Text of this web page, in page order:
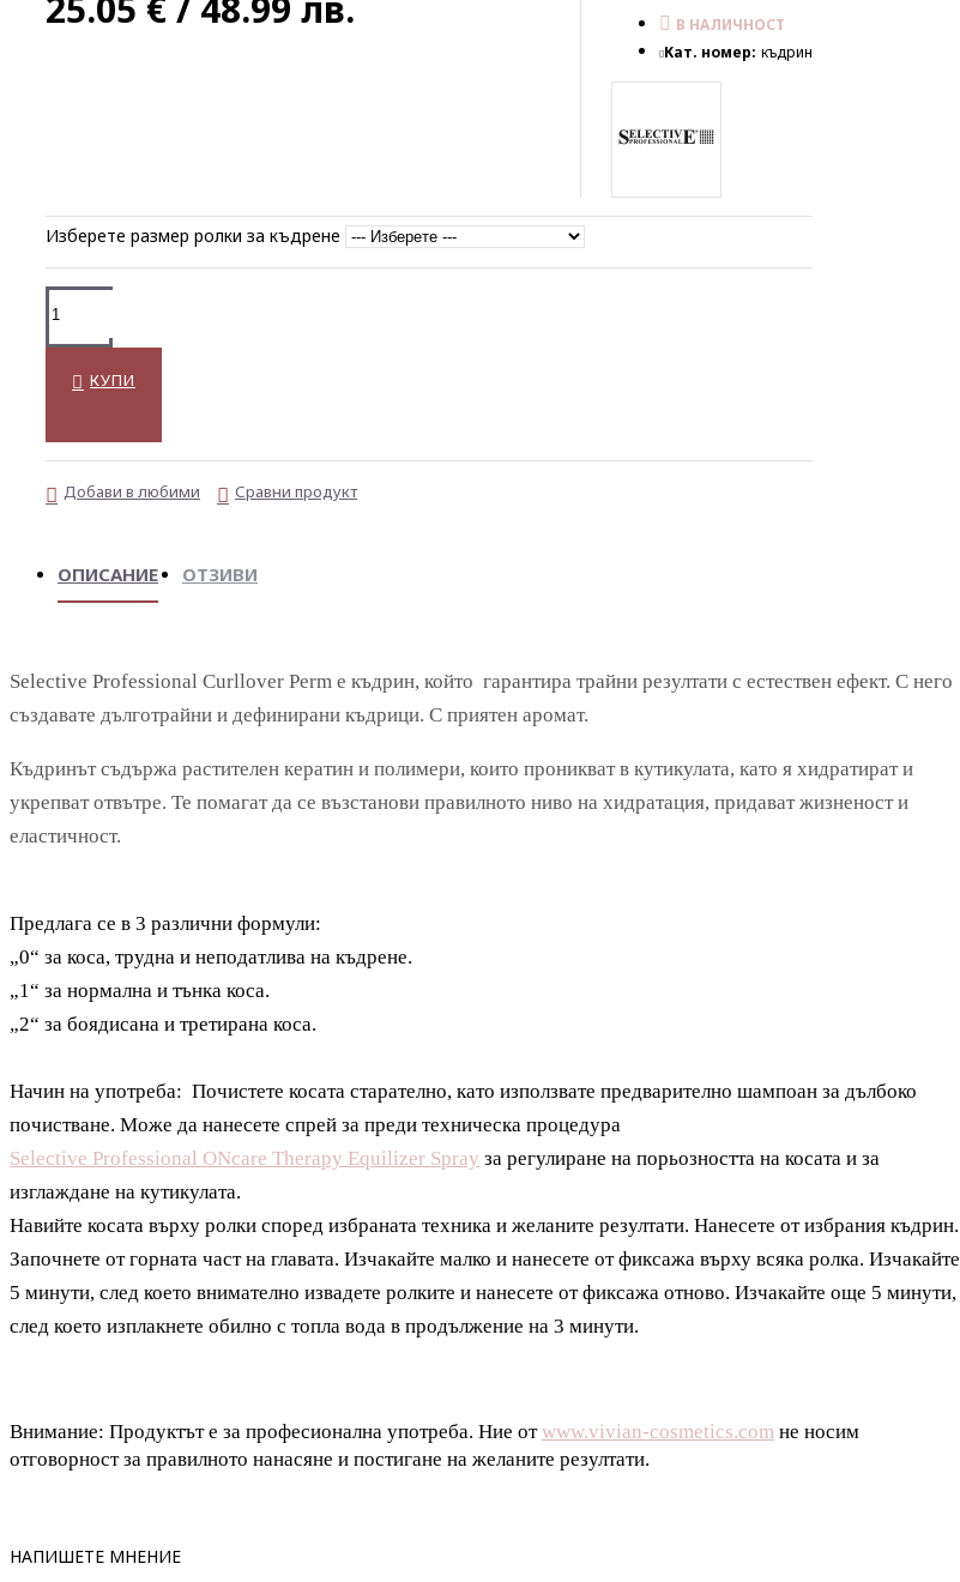
В НАЛИЧНОСТ
Кат. номер: къдрин
Изберете размер ролки за къдрене
КУПИ
Добави в любими Сравни продукт
ОПИСАНИЕ ОТЗИВИ
Selective Professional Curllover Perm е къдрин, който гарантира трайни резултати с естествен ефект. С него
създавате дълготрайни и дефинирани къдрици. С приятен аромат.
Къдринът съдържа растителен кератин и полимери, които проникват в кутикулата, като я хидратират и
укрепват отвътре. Те помагат да се възстанови правилното ниво на хидратация, придават жизненост и
еластичност.
Предлага се в 3 различни формули:
„0“ за коса, трудна и неподатлива на къдрене.
„1“ за нормална и тънка коса.
„2“ за боядисана и третирана коса.
Начин на употреба: Почистете косата старателно, като използвате предварително шампоан за дълбоко
почистване. Може да нанесете спрей за преди техническа процедура
Selective Professional ONcare Therapy Equilizer Spray за регулиране на порьозността на косата и за
изглаждане на кутикулата.
Навийте косата върху ролки според избраната техника и желаните резултати. Нанесете от избрания къдрин.
Започнете от горната част на главата. Изчакайте малко и нанесете от фиксажа върху всяка ролка. Изчакайте
5 минути, след което внимателно извадете ролките и нанесете от фиксажа отново. Изчакайте още 5 минути,
след което изплакнете обилно с топла вода в продължение на 3 минути.
Внимание: Продуктът е за професионална употреба. Ние отwww.vivian-cosmetics.com не носим
отговорност за правилното нанасяне и постигане на желаните резултати.
НАПИШЕТЕ МНЕНИЕ